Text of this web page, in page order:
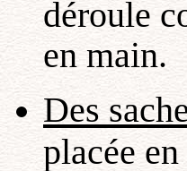
déroule
en main.
Des
placée